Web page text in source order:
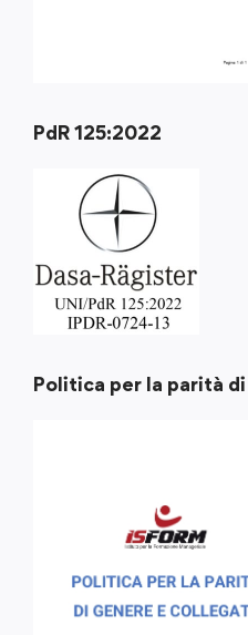
PdR 125:2022
Politica per la parità